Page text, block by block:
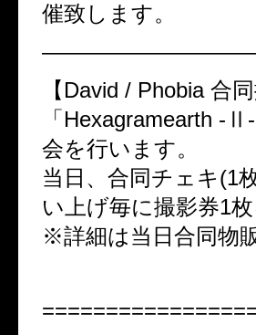
催致します。
【David / Phobia 合
「Hexagramearth -
会を行います。
当日、合同チェキ(1
い上げ毎に撮影券1
※詳細は当日合同物